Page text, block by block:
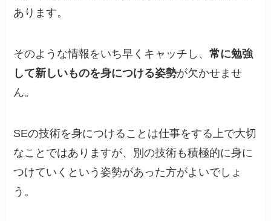
あります。
そのような情報をいち早くキャッチし、常に勉強
して新しいものを身につける姿勢が欠かせませ
ん。
SEの技術を身につけることは仕事をする上で大切
なことではありますが、別の技術も積極的に身に
つけていくという姿勢があった方がよいでしょ
う。